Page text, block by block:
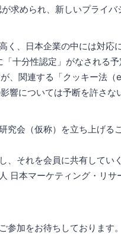
求められ、新しいプライバ
く、日本企業の中には対応
十分性認定」がなされる予
、関連する「クッキー法（
響については予断を許さな
究会（仮称）を立ち上げる
、それを会員に共有してい
日本マーケティング・リサ
加をお待ちしております。